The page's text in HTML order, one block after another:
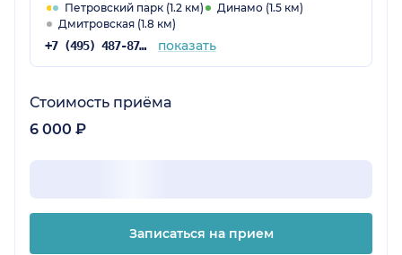
Петровский парк (1.2 км)
Динамо (1.5 км)
Дмитровская (1.8 км)
+7 (495) 487-87-91 показать
Стоимость приёма
6 000 ₽
Записаться на прием